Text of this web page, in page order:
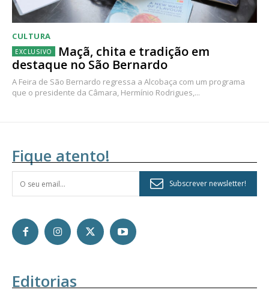
CULTURA
Maçã, chita e tradição em
destaque no São Bernardo
A Feira de São Bernardo regressa a Alcobaça com um programa
que o presidente da Câmara, Hermínio Rodrigues,...
Fique atento!
Subscrever newsletter!
Editorias